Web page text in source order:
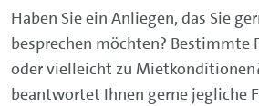
Haben Sie ein Anliegen, das Sie
besprechen möchten? Bestimmte
oder vielleicht zu
beantwortet Ihnen gerne jegliche